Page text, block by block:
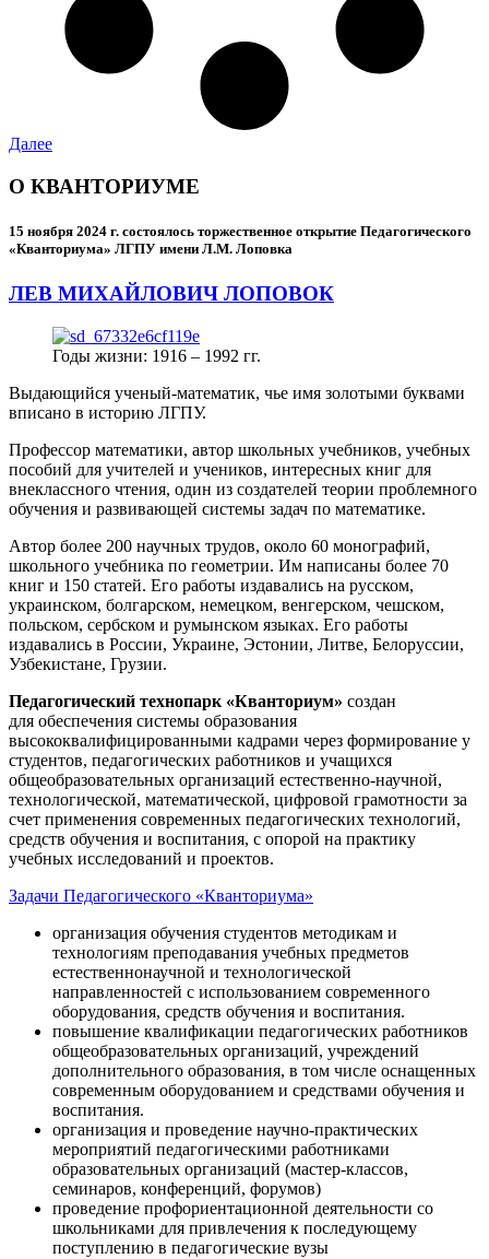
Далее
О КВАНТОРИУМЕ
15 ноября 2024 г. состоялось торжественное открытие Педагогического
«Кванториума» ЛГПУ имени Л.М. Лоповка
ЛЕВ МИХАЙЛОВИЧ ЛОПОВОК
Годы жизни: 1916 – 1992 гг.
Выдающийся ученый-математик, чье имя золотыми буквами
вписано в историю ЛГПУ.
Профессор математики, автор школьных учебников, учебных
пособий для учителей и учеников, интересных книг для
внеклассного чтения, один из создателей теории проблемного
обучения и развивающей системы задач по математике.
Автор более 200 научных трудов, около 60 монографий,
школьного учебника по геометрии. Им написаны более 70
книг и 150 статей. Его работы издавались на русском,
украинском, болгарском, немецком, венгерском, чешском,
польском, сербском и румынском языках. Его работы
издавались в России, Украине, Эстонии, Литве, Белоруссии,
Узбекистане, Грузии.
Педагогический технопарк «Кванториум» создан
для обеспечения системы образования
высококвалифицированными кадрами через формирование у
студентов, педагогических работников и учащихся
общеобразовательных организаций естественно-научной,
технологической, математической, цифровой грамотности за
счет применения современных педагогических технологий,
средств обучения и воспитания, с опорой на практику
учебных исследований и проектов.
Задачи Педагогического «Кванториума»
организация обучения студентов методикам и
технологиям преподавания учебных предметов
естественнонаучной и технологической
направленностей с использованием современного
оборудования, средств обучения и воспитания.
повышение квалификации педагогических работников
общеобразовательных организаций, учреждений
дополнительного образования, в том числе оснащенных
современным оборудованием и средствами обучения и
воспитания.
организация и проведение научно-практических
мероприятий педагогическими работниками
образовательных организаций (мастер-классов,
семинаров, конференций, форумов)
проведение профориентационной деятельности со
школьниками для привлечения к последующему
поступлению в педагогические вузы